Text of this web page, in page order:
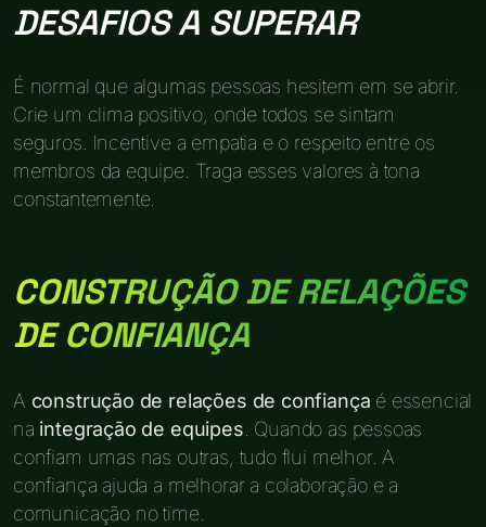
DESAFIOS A SUPERAR
É normal que algumas pessoas hesitem em se abrir.
Crie um clima positivo, onde todos se sintam
seguros. Incentive a empatia e o respeito entre os
membros da equipe. Traga esses valores à tona
constantemente.
CONSTRUÇÃO DE RELAÇÕES
DE CONFIANÇA
A construção de relações de confiança é essencial
na integração de equipes . Quando as pessoas
confiam umas nas outras, tudo flui melhor. A
confiança ajuda a melhorar a colaboração e a
comunicação no time.